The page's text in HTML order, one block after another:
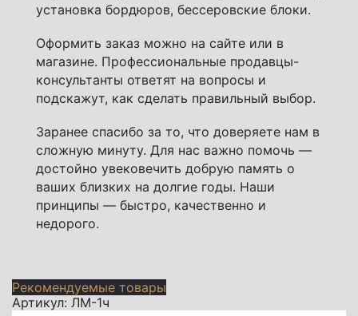
установка бордюров, бессеровские блоки.
Оформить заказ можно на сайте или в
магазине. Профессиональные продавцы-
консультанты ответят на вопросы и
подскажут, как сделать правильный выбор.
Заранее спасибо за то, что доверяете нам в
сложную минуту. Для нас важно помочь —
достойно увековечить добрую память о
ваших близких на долгие годы. Наши
принципы — быстро, качественно и
недорого.
Рекомендуемые товары
Артикул: ЛМ-1ч